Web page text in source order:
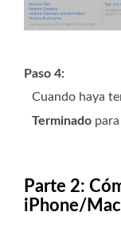
Paso 4:
Cuando haya
Terminado
Parte 2:
iPhone/